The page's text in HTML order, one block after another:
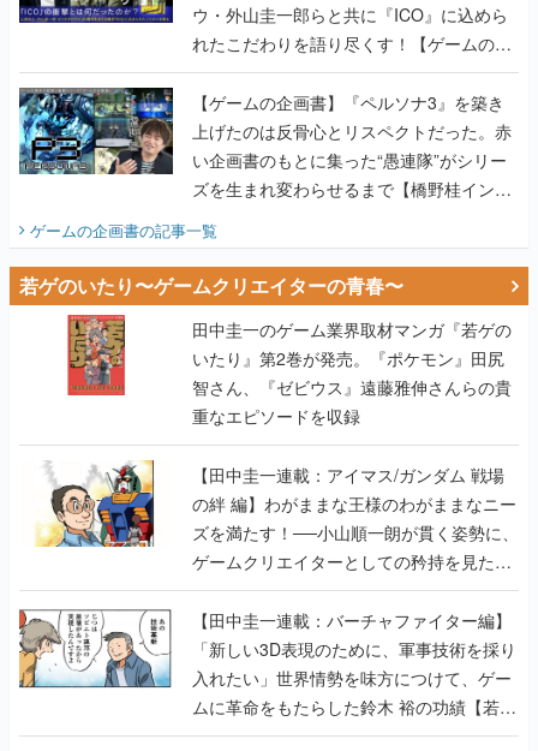
ウ・外山圭一郎らと共に『ICO』に込めら
れたこだわりを語り尽くす！【ゲームの企
画書】
【ゲームの企画書】『ペルソナ3』を築き
上げたのは反骨心とリスペクトだった。赤
い企画書のもとに集った“愚連隊”がシリー
ズを生まれ変わらせるまで【橋野桂インタ
ゲームの企画書の記事一覧
若ゲのいたり〜ゲームクリエイターの青春〜
田中圭一のゲーム業界取材マンガ『若ゲの
いたり』第2巻が発売。『ポケモン』田尻
智さん、『ゼビウス』遠藤雅伸さんらの貴
重なエピソードを収録
【田中圭一連載：アイマス/ガンダム 戦場
の絆 編】わがままな王様のわがままなニー
ズを満たす！──小山順一朗が貫く姿勢に、
ゲームクリエイターとしての矜持を見た
【若ゲのいたり最終回】
【田中圭一連載：バーチャファイター編】
「新しい3D表現のために、軍事技術を採り
入れたい」世界情勢を味方につけて、ゲー
ムに革命をもたらした鈴木 裕の功績【若ゲ
のいたり】